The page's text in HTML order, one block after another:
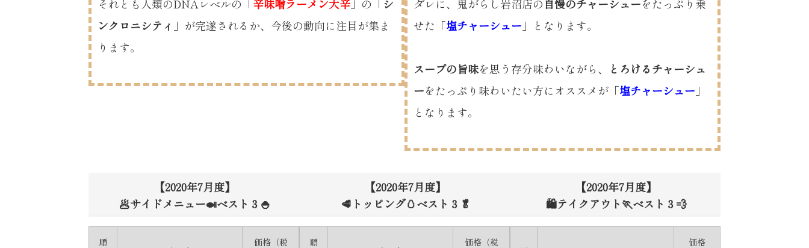
それとも人類のDNAレベルの「辛味噌ラーメン大辛 」の「シ
ンクロニシティ 」が完遂されるか、今後の動向に注目が集ま
ります。
ダレに、鬼がらし岩沼店の自慢のチャーシューをたっぷり乗
せた「塩チャーシュー 」となります。
スープの旨味を思う存分味わいながら、
とろけるチャーシュ
ーをたっぷり味わいたい方にオススメが「塩チャーシュー 」
となります。
【2020年7月度】
🥟サイドメニュー🍛ベスト３🍚
順 価格（税
【2020年7月度】
🥩トッピング🥚ベスト３🥬
順 価格（税
【2020年7月度】
🛍️テイクアウト🏃ベスト３💨
価格